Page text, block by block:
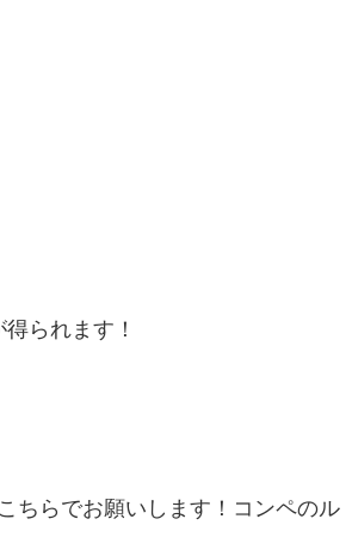
られます！
ちらでお願いします！コンペのル